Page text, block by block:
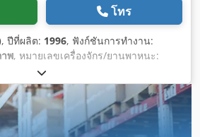
โทร
, ปีที่ผลิต: 1996, ฟังก์ชันการทำงาน:
พ, หมายเลขเครื่องจักร/ยานพาหนะ:
ลางกลึงเหนือครอสสไลด์:
การกลึงเหนือเตียงสไลด์:350 มม, ความ
วามยาวการกลึง: 650 มม , จังหวะปากกา
ามยาวทั้งหมด: 1,900 มม, ความกว้าง
สูงรวม: 1,300 มม, ความเร็วแกนหมุน